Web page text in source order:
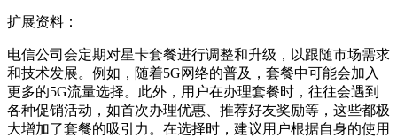
扩展资料：
电信公司会定期对星卡套餐进行调整和升级，以跟随市场需求
和技术发展。例如，随着5G网络的普及，套餐中可能会加入
更多的5G流量选择。此外，用户在办理套餐时，往往会遇到
各种促销活动，如首次办理优惠、推荐好友奖励等，这些都极
大增加了套餐的吸引力。在选择时，建议用户根据自身的使用